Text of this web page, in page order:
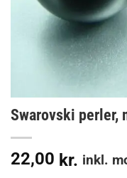
Swarovski perler,
22,00 kr. inkl.